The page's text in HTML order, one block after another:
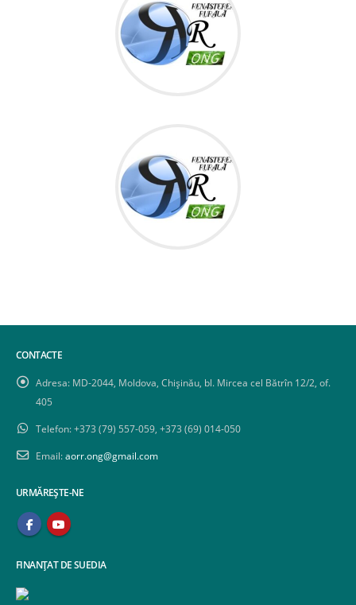
CONTACTE
Adresa: MD-2044, Moldova, Chișinău, bl. Mircea cel Bătrîn 12/2, of.
405
Telefon:+373 (79) 557-059, +373 (69) 014-050
Email:aorr.ong@gmail.com
URMĂREȘTE-NE
FINANȚAT DE SUEDIA